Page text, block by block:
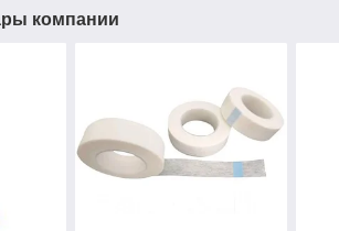
компании